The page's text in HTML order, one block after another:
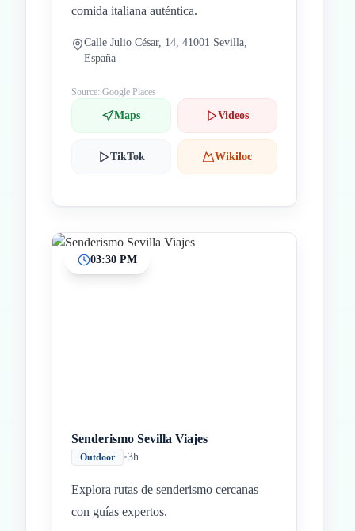
comida italiana auténtica.
Calle Julio César, 14, 41001 Sevilla,
España
Source: Google Places
Maps Videos
TikTok Wikiloc
03:30 PM
Senderismo Sevilla Viajes
Outdoor •3h
Explora rutas de senderismo cercanas
con guías expertos.